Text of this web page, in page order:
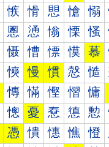
愱 愲 愳 愴 愵
慁 慂 慃 慄 慅
慑 慒 慓 慔 慕
慡 慢 慣 慤 慥
慱 慲 慳 慴 慵
憁 憂 憃 憄 憅
憑 憒 憓 憔 憕